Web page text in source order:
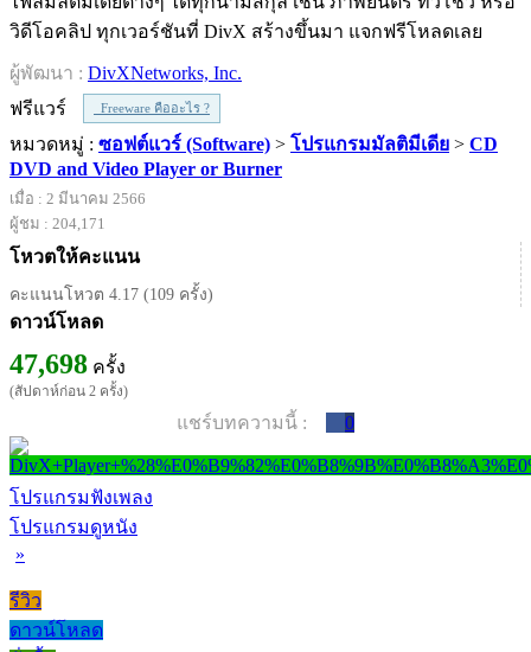
วิดีโอคลิป ทุกเวอร์ชันที่ DivX สร้างขึ้นมา แจกฟรีโหลดเลย
ผู้พัฒนา : DivXNetworks, Inc.
ฟรีแวร์
Freeware คืออะไร ?
หมวดหมู่ : ซอฟต์แวร์ (Software) > โปรแกรมมัลติมีเดีย > CD
DVD and Video Player or Burner
เมื่อ : 2 มีนาคม 2566
ผู้ชม : 204,171
โหวตให้คะแนน
คะแนนโหวต 4.17 (109 ครั้ง)
ดาวน์โหลด
47,698 ครั้ง
(สัปดาห์ก่อน 2 ครั้ง)
แชร์บทความนี้ : 0
โปรแกรมฟังเพลง
โปรแกรมดูหนัง
»
รีวิว
ดาวน์โหลด